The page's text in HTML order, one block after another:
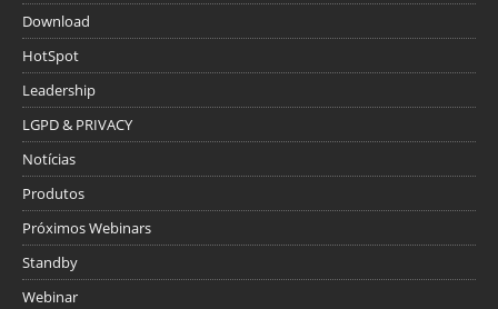
Download
HotSpot
Leadership
LGPD & PRIVACY
Notícias
Produtos
Próximos Webinars
Standby
Webinar